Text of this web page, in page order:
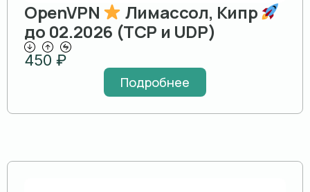
OpenVPN
Лимассол, Кипр
до 02.2026 (TCP и UDP)
450 ₽
Подробнее